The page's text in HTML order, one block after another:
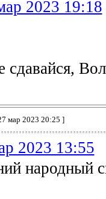
2023 19:18
сдавайся,
мар 2023 20:25 ]
2023 13:55
народный